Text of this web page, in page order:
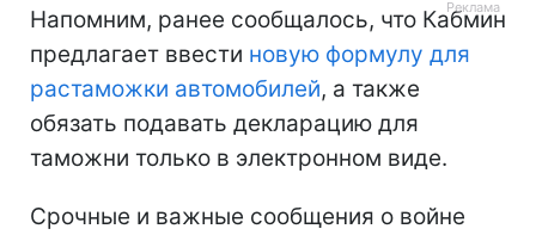
Напомним, ранее сообщалось, что Кабмин
предлагает ввести новую формулу для
растаможки автомобилей, а также
обязать подавать декларацию для
таможни только в электронном виде.
Срочные и важные сообщения о войне